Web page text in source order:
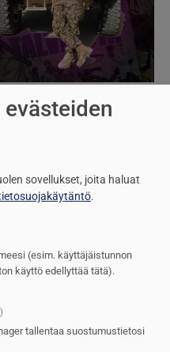
sovellukset, joita haluat
.
(esim. käyttäjäistunnon
käyttö edellyttää tätä).
tallentaa suostumustietosi